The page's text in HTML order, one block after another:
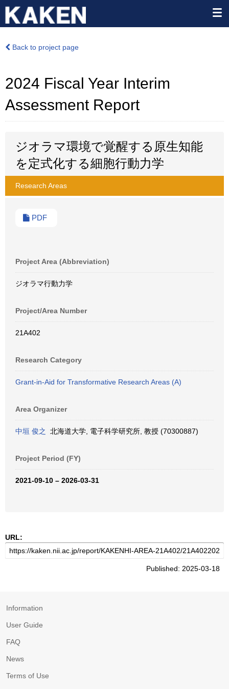
Back to project page
2024 Fiscal Year Interim
Assessment Report
ジオラマ環境で覚醒する原生知能
を定式化する細胞行動力学
Research Areas
PDF
Project Area (Abbreviation)
ジオラマ行動力学
Project/Area Number
21A402
Research Category
Grant-in-Aid for Transformative Research Areas (A)
Area Organizer
中垣 俊之 北海道大学, 電子科学研究所, 教授 (70300887)
Project Period (FY)
2021-09-10 – 2026-03-31
URL:
Published: 2025-03-18
Information
User Guide
FAQ
News
Terms of Use